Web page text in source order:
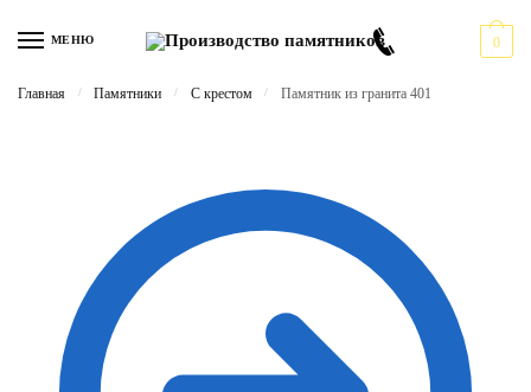
МЕНЮ 0
Главная / Памятники / С крестом / Памятник из гранита 401